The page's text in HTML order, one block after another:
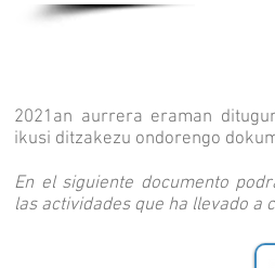
2021an aurrera eraman
ikusi ditzakezu ondorengo
En el siguiente documento
las actividades que ha llevado a